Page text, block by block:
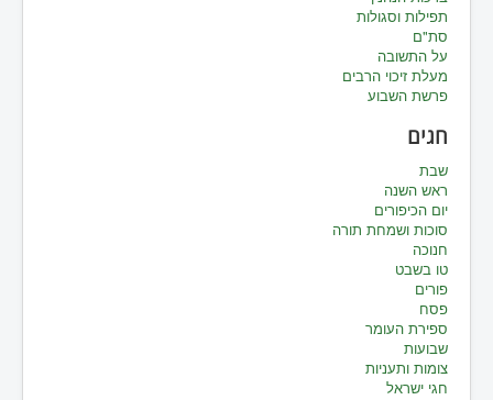
תפילות וסגולות
סת"ם
על התשובה
מעלת זיכוי הרבים
פרשת השבוע
חגים
שבת
ראש השנה
יום הכיפורים
סוכות ושמחת תורה
חנוכה
טו בשבט
פורים
פסח
ספירת העומר
שבועות
צומות ותעניות
חגי ישראל